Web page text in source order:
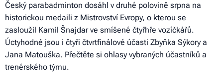
Český parabadminton dosáhl v druhé polovině srpna na
historickou medaili z Mistrovství Evropy, o kterou se
zasloužil Kamil Šnajdar ve smíšené čtyřhře vozíčkářů.
Úctyhodné jsou i čtyři čtvrtfinálové účasti Zbyňka Sýkory a
Jana Matouška. Přečtěte si ohlasy vybraných účastníků a
trenérského týmu.